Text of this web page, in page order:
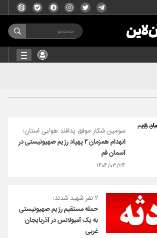
سومین شکار موفق پدافند هوایی استان؛
انهدام همزمان ۲ پهپاد رژیم صهیونیستی در
آسمان قم
۱۴۰۴/۰۳/۲۴
۲ نفر شهید شدند؛
حمله مستقیم رژیم صهیونیستی
به یک آمبولانس در آذربایجان
غربی